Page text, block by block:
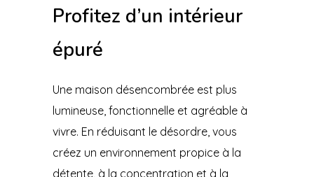
Profitez d’un intérieur
épuré
Une maison désencombrée est plus
lumineuse, fonctionnelle et agréable à
vivre. En réduisant le désordre, vous
créez un environnement propice à la
détente, à la concentration et à la